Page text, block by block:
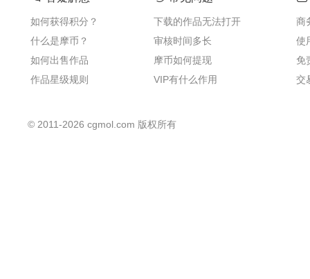
如何获得积分？
什么是摩币？
如何出售作品
作品星级规则
下载的作品无法打开
审核时间多长
摩币如何提现
VIP有什么作用
商
使
免
交
© 2011-2026 cgmol.com 版权所有